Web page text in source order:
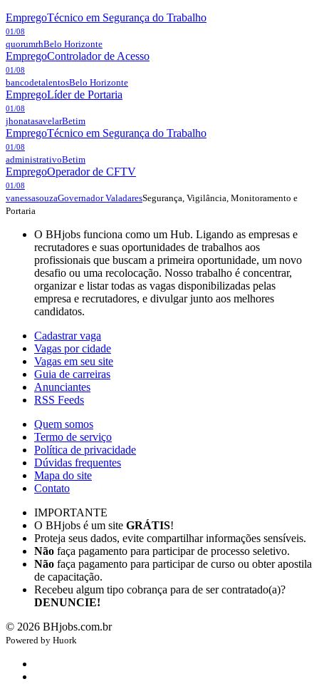
EmpregoTécnico em Segurança do Trabalho
01/08
quorumrhBelo Horizonte
EmpregoControlador de Acesso
01/08
bancodetalentosBelo Horizonte
EmpregoLíder de Portaria
01/08
jhonatasavelarBetim
EmpregoTécnico em Segurança do Trabalho
01/08
administrativoBetim
EmpregoOperador de CFTV
01/08
vanessasouzaGovernador ValadaresSegurança, Vigilância, Monitoramento e
Portaria
O BHjobs funciona como um Hub. Ligando as empresas e
recrutadores e suas oportunidades de trabalhos aos
profissionais que buscam a primeira oportunidade, um novo
desafio ou uma recolocação. Nosso trabalho é concentrar,
organizar e listar todas as vagas disponibilizadas pelas
empresa e recrutadores, e divulgar junto aos melhores
candidatos.
Cadastrar vaga
Vagas por cidade
Vagas em seu site
Guia de carreiras
Anunciantes
RSS Feeds
Quem somos
Termo de serviço
Política de privacidade
Dúvidas frequentes
Mapa do site
Contato
IMPORTANTE
O BHjobs é um site GRÁTIS!
Proteja seus dados, evite compartilhar informações sensíveis.
Não faça pagamento para participar de processo seletivo.
Não faça pagamento para participar de curso ou obter apostila
de capacitação.
Recebeu algum tipo cobrança para de ser contratado(a)?
DENUNCIE!
© 2026 BHjobs.com.br
Powered by Huork